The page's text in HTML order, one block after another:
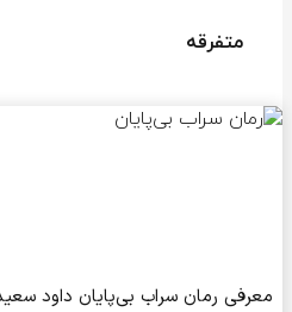
متفرقه
معرفی رمان سراب بی‌پایان داود